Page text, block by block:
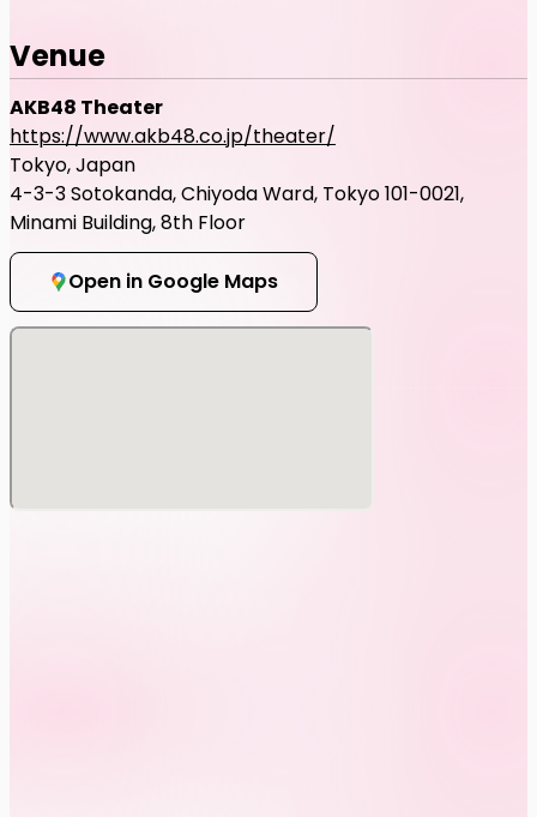
Venue
AKB48 Theater
https://www.akb48.co.jp/theater/
Tokyo, Japan
4-3-3 Sotokanda, Chiyoda Ward, Tokyo 101-0021,
Minami Building, 8th Floor
Open in Google Maps